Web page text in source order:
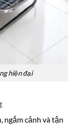
hiện đại
ngắm cảnh và tận